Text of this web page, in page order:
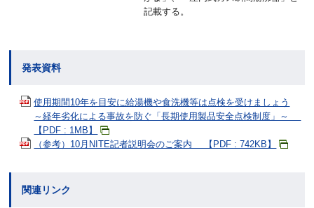
記載する。
発表資料
使用期間10年を目安に給湯機や食洗機等は点検を受けましょう
～経年劣化による事故を防ぐ「長期使用製品安全点検制度」～
【PDF : 1MB】
（参考）10月NITE記者説明会のご案内 【PDF : 742KB】
関連リンク